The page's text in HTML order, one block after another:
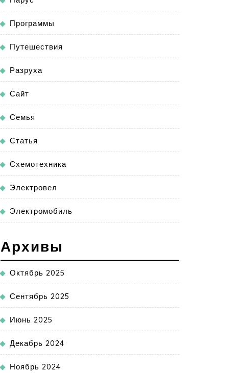
Программы
Путешествия
Разруха
Сайт
Семья
Статья
Схемотехника
Электровел
Электромобиль
Архивы
Октябрь 2025
Сентябрь 2025
Июнь 2025
Декабрь 2024
Ноябрь 2024